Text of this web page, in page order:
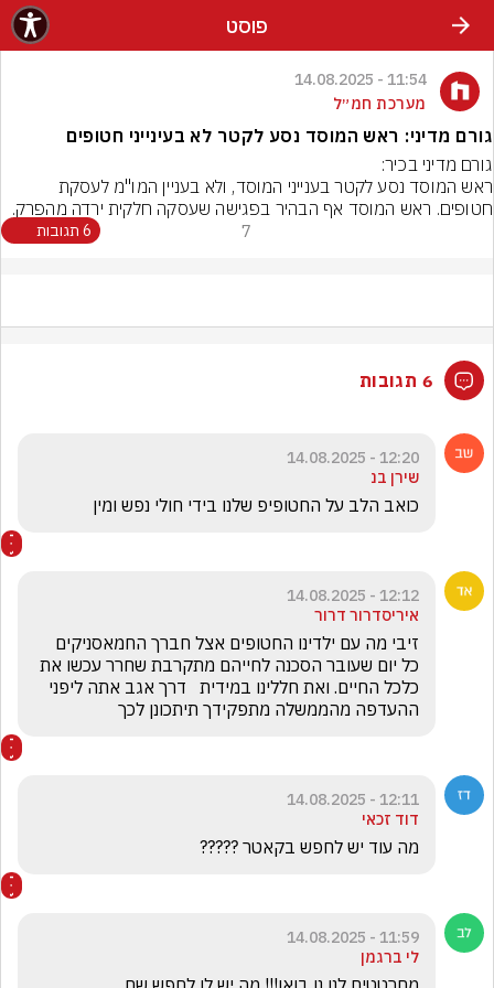
פוסט
11:54 - 14.08.2025
מערכת חמ״ל
גורם מדיני: ראש המוסד נסע לקטר לא בעינייני חטופים
חטופים. ראש המוסד אף הבהיר בפגישה שעסקה חלקית ירדה מהפרק.
7 6 תגובות
6 תגובות
12:20 - 14.08.2025
שירן בנ
כואב הלב על החטופיפ שלנו בידי חולי נפש ומין
12:12 - 14.08.2025
איריסדרור דרור
ההעדפה מהממשלה מתפקידך תיתכונן לכך
12:11 - 14.08.2025
דוד זכאי
מה עוד יש לחפש בקאטר ?????
11:59 - 14.08.2025
לי ברגמן